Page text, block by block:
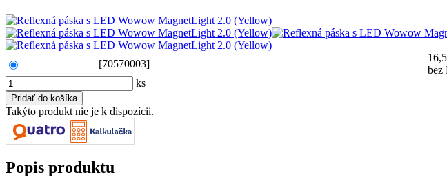
[70570003]
bez
ks
Takýto produkt nie je k dispozícii.
Popis produktu